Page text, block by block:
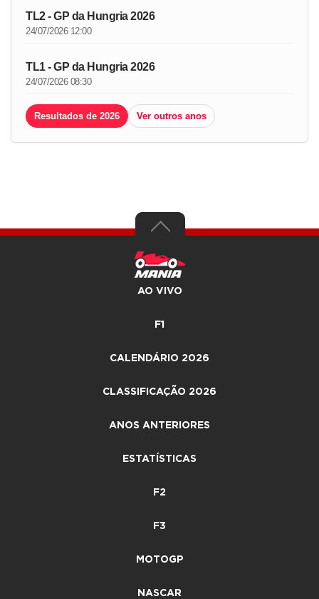
TL2 - GP da Hungria 2026
24/07/2026 12:00
TL1 - GP da Hungria 2026
24/07/2026 08:30
Resultados de 2026 Ver outros anos
AO VIVO
F1
CALENDÁRIO 2026
CLASSIFICAÇÃO 2026
ANOS ANTERIORES
ESTATÍSTICAS
F2
F3
MOTOGP
NASCAR